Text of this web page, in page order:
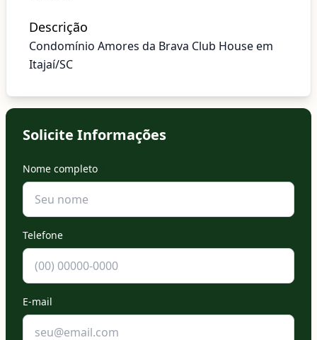
Descrição
Condomínio Amores da Brava Club House em
Itajaí/SC
Solicite Informações
Nome completo
Telefone
E-mail